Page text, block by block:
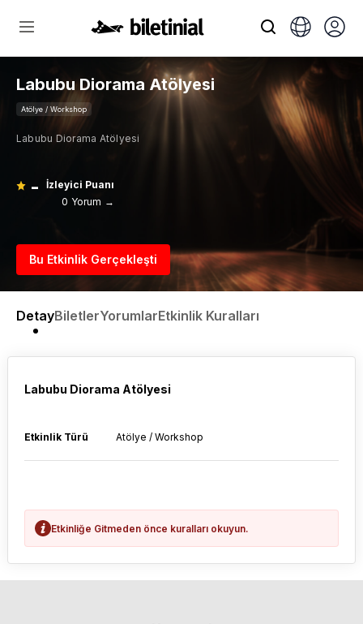
Labubu Diorama Atölyesi
Atölye / Workshop
Labubu Diorama Atölyesi
-
İzleyici Puanı
0 Yorum →
Bu Etkinlik Gerçekleşti
DetayBiletlerYorumlarEtkinlik Kuralları
Labubu Diorama Atölyesi
Etkinlik Türü Atölye / Workshop
Etkinliğe Gitmeden önce kuralları okuyun.